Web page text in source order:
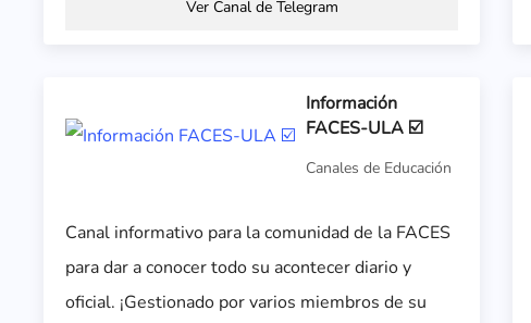
Ver Canal de Telegram
Información
FACES-ULA ☑️
Canales de Educación
Canal informativo para la comunidad de la FACES
para dar a conocer todo su acontecer diario y
oficial. ¡Gestionado por varios miembros de su